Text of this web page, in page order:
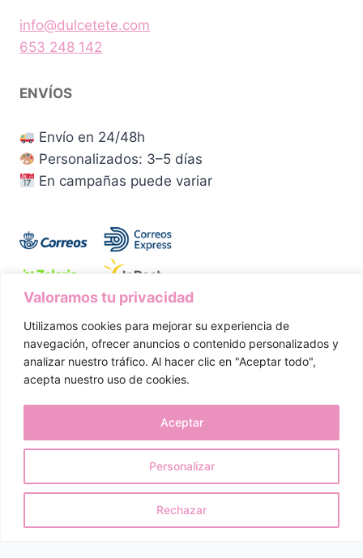
Valoramos tu privacidad
Utilizamos cookies para mejorar su experiencia de
navegación, ofrecer anuncios o contenido personalizados y
analizar nuestro tráfico. Al hacer clic en "Aceptar todo",
acepta nuestro uso de cookies.
Personalizar
Rechazar
Aceptar
info@dulcetete.com
653 248 142
ENVÍOS
Envío en 24/48h
Personalizados: 3–5 días
En campañas puede variar
Aviso Legal Política de Privacidad
Política de Cookies Condiciones de Compra
Política de Envíos
Devoluciones y Desistimiento
© 2026 Dulcetete. Todos los derechos reservados.